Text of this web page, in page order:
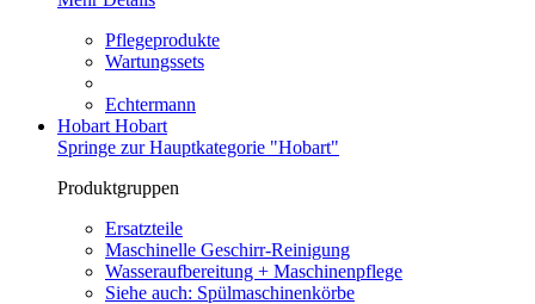
Pflegeprodukte
Wartungssets
Echtermann
Hobart Hobart
Springe zur Hauptkategorie "Hobart"
Produktgruppen
Ersatzteile
Maschinelle Geschirr-Reinigung
Wasseraufbereitung + Maschinenpflege
Siehe auch: Spülmaschinenkörbe